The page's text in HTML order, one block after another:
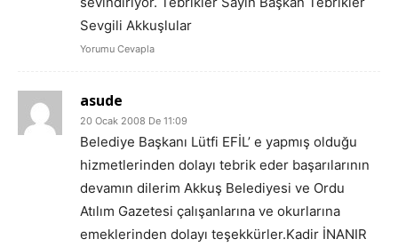
Sevgili Akkuşlular
Yorumu Cevapla
asude
20 Ocak 2008 De 11:09
Belediye Başkanı Lütfi EFİL’ e yapmış olduğu
hizmetlerinden dolayı tebrik eder başarılarının
devamın dilerim Akkuş Belediyesi ve Ordu
Atılım Gazetesi çalışanlarına ve okurlarına
emeklerinden dolayı teşekkürler.Kadir İNANIR